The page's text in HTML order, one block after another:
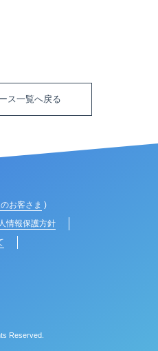
ス一覧へ戻る
Reserved.
お客さま )
情報保護方針